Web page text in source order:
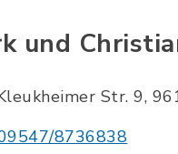
und
Str. 9,
8736838